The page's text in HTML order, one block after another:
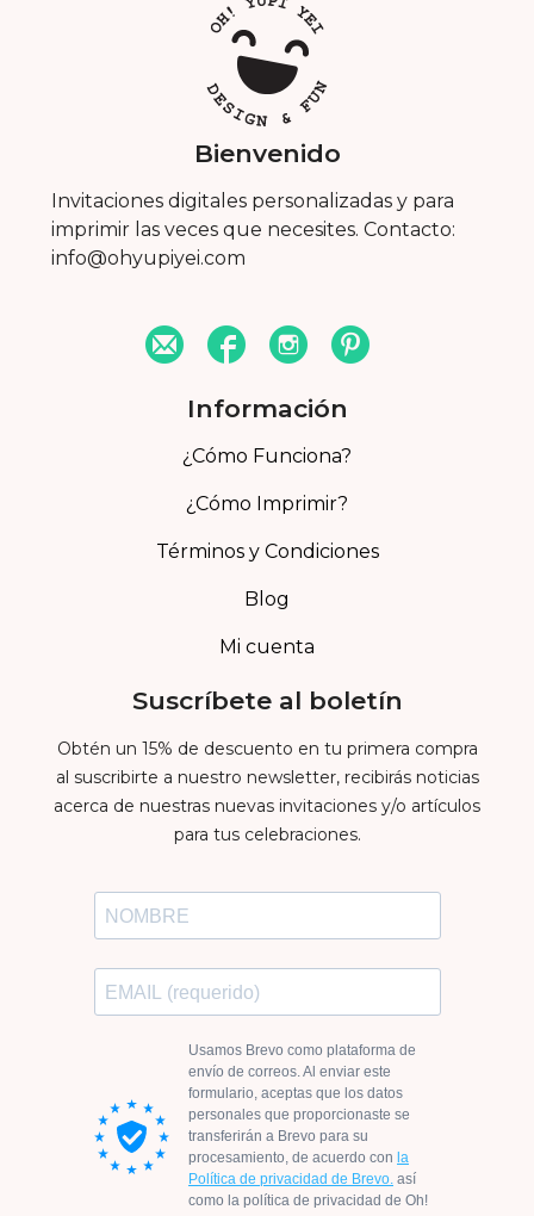
Bienvenido
Invitaciones digitales personalizadas y para
imprimir las veces que necesites. Contacto:
info@ohyupiyei.com
Información
¿Cómo Funciona?
¿Cómo Imprimir?
Términos y Condiciones
Blog
Mi cuenta
Suscríbete al boletín
Obtén un 15% de descuento en tu primera compra
al suscribirte a nuestro newsletter, recibirás noticias
acerca de nuestras nuevas invitaciones y/o artículos
para tus celebraciones.